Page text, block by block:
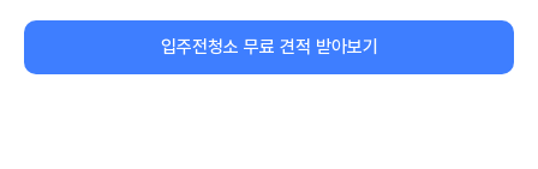
입주전청소 무료 견적 받아보기